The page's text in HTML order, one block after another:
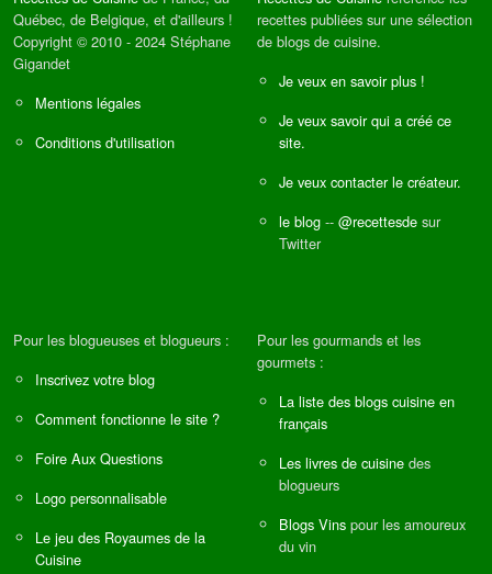
Québec, de Belgique, et d'ailleurs !
Copyright © 2010 - 2024 Stéphane
Gigandet
Mentions légales
Conditions d'utilisation
recettes publiées sur une sélection
de blogs de cuisine.
Je veux en savoir plus !
Je veux savoir qui a créé ce
site.
Je veux contacter le créateur.
le blog -- @recettesde sur
Twitter
Pour les blogueuses et blogueurs :
Inscrivez votre blog
Comment fonctionne le site ?
Foire Aux Questions
Logo personnalisable
Le jeu des Royaumes de la
Cuisine
Pour les gourmands et les
gourmets :
La liste des blogs cuisine en
français
Les livres de cuisine des
blogueurs
Blogs Vins pour les amoureux
du vin